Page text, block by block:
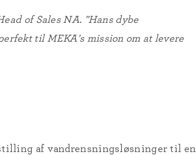
of Sales NA. "Hans dybe
til MEKA's mission om at levere
af vandrensningsløsninger til en